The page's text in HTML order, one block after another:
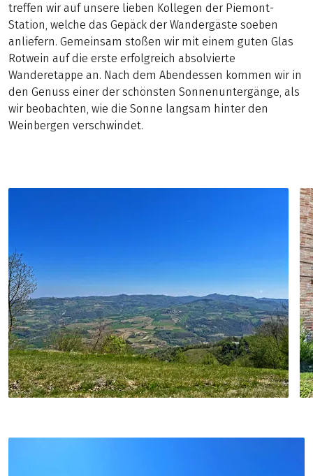
treffen wir auf unsere lieben Kollegen der Piemont-
Station, welche das Gepäck der Wandergäste soeben
anliefern. Gemeinsam stoßen wir mit einem guten Glas
Rotwein auf die erste erfolgreich absolvierte
Wanderetappe an. Nach dem Abendessen kommen wir in
den Genuss einer der schönsten Sonnenuntergänge, als
wir beobachten, wie die Sonne langsam hinter den
Weinbergen verschwindet.